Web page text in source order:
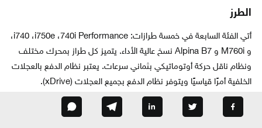
الطرز
أتي الفئة السابعة في خمسة طرازات: i740 ،i750e ،740i Performance،
و M760i و Alpina B7 نسخ عالية الأداء. يتميز كل طراز بمحرك مختلف
ونظام ناقل حركة أوتوماتيكي بثماني سرعات. يعتبر نظام الدفع بالعجلات
الخلفية أمرًا قياسيًا ويتوفر نظام الدفع بجميع العجلات (xDrive).